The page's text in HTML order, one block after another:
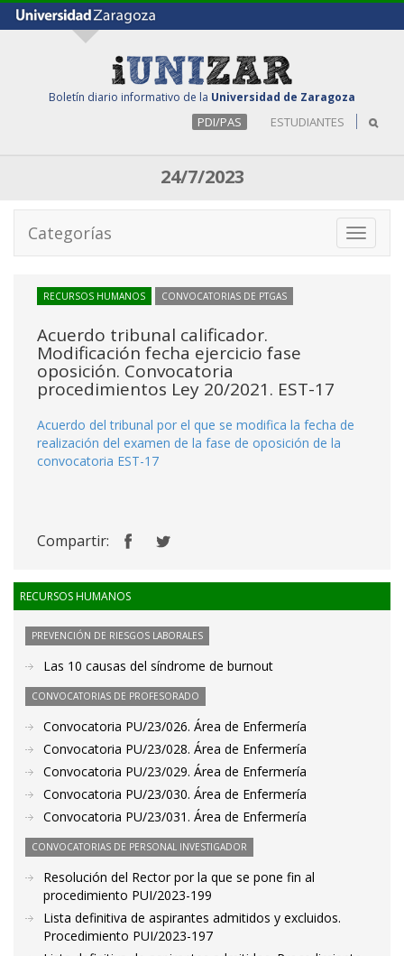
Boletín diario informativo de la Universidad de Zaragoza
PDI/PAS ESTUDIANTES
24/7/2023
Toggle
Categorías
RECURSOS HUMANOS CONVOCATORIAS DE PTGAS
Acuerdo tribunal calificador.
Modificación fecha ejercicio fase
oposición. Convocatoria
procedimientos Ley 20/2021. EST-17
Acuerdo del tribunal por el que se modifica la fecha de
realización del examen de la fase de oposición de la
convocatoria EST-17
Compartir:
RECURSOS HUMANOS
PREVENCIÓN DE RIESGOS LABORALES
Las 10 causas del síndrome de burnout
CONVOCATORIAS DE PROFESORADO
Convocatoria PU/23/026. Área de Enfermería
Convocatoria PU/23/028. Área de Enfermería
Convocatoria PU/23/029. Área de Enfermería
Convocatoria PU/23/030. Área de Enfermería
Convocatoria PU/23/031. Área de Enfermería
CONVOCATORIAS DE PERSONAL INVESTIGADOR
Resolución del Rector por la que se pone fin al
procedimiento PUI/2023-199
Lista definitiva de aspirantes admitidos y excluidos.
Procedimiento PUI/2023-197